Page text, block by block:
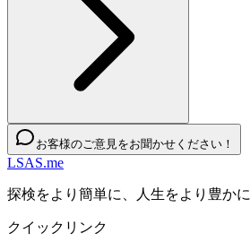
お客様のご意見をお聞かせください！
LSAS.me
探検をより簡単に、人生をより豊かに
クイックリンク